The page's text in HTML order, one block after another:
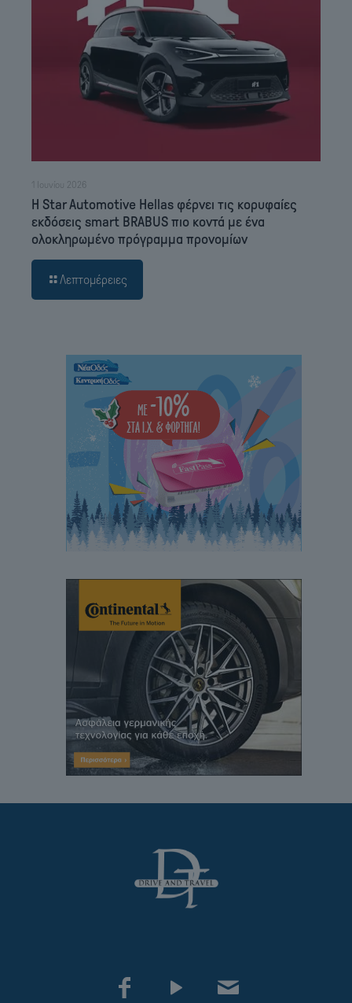
1 Ιουνίου 2026
Η Star Automotive Hellas φέρνει τις κορυφαίες
εκδόσεις smart BRABUS πιο κοντά με ένα
ολοκληρωμένο πρόγραμμα προνομίων
Λεπτομέρειες